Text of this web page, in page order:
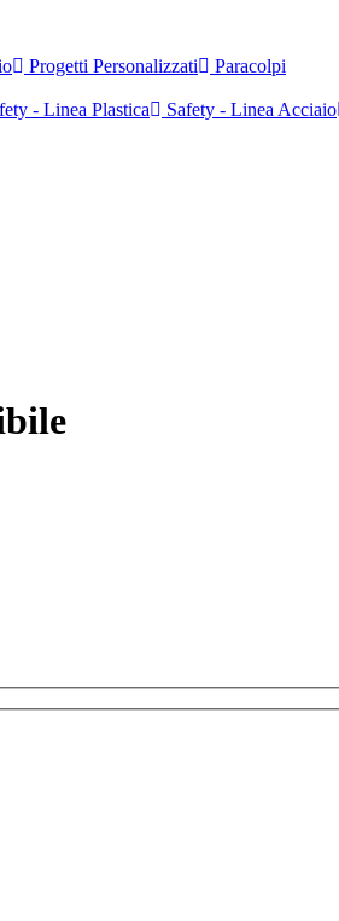
Progetti Personalizzati
Paracolpi
- Linea Plastica Safety - Linea Acciaio